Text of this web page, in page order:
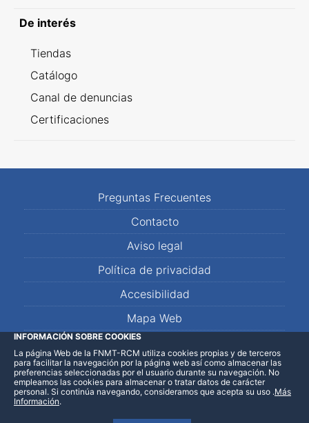
De interés
Tiendas
Catálogo
Canal de denuncias
Certificaciones
Preguntas Frecuentes
Contacto
Aviso legal
Política de privacidad
Accesibilidad
Mapa Web
LinkedInFacebookWhatsApp
INFORMACIÓN SOBRE COOKIES
La página Web de la FNMT-RCM utiliza cookies propias y de terceros
para facilitar la navegación por la página web así como almacenar las
preferencias seleccionadas por el usuario durante su navegación. No
empleamos las cookies para almacenar o tratar datos de carácter
personal. Si continúa navegando, consideramos que acepta su uso .Más
Información.